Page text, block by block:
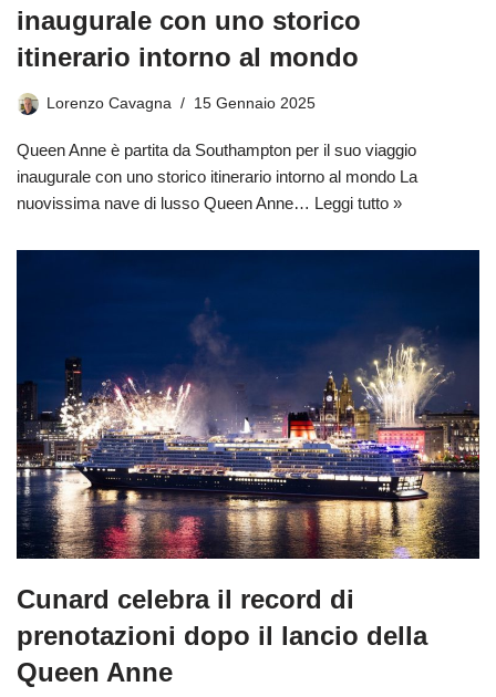
inaugurale con uno storico
itinerario intorno al mondo
Lorenzo Cavagna 15 Gennaio 2025
Queen Anne è partita da Southampton per il suo viaggio
inaugurale con uno storico itinerario intorno al mondo La
nuovissima nave di lusso Queen Anne… Leggi tutto »
Cunard celebra il record di
prenotazioni dopo il lancio della
Queen Anne